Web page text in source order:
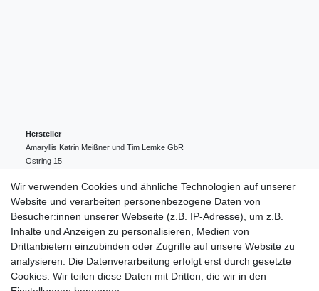
Hersteller
Amaryllis Katrin Meißner und Tim Lemke GbR
Ostring 15
004943548099856
amaryllis-eckernfoerde@t-online.de
EU-Verantwortlicher
Amaryllis Katrin Meißner und Tim Lemke GbR
Ostring
15
004943548099856
amaryllis-eckernfoerde@t-online.de
Wir verwenden Cookies und ähnliche Technologien auf unserer
Website und verarbeiten personenbezogene Daten von
Besucher:innen unserer Webseite (z.B. IP-Adresse), um z.B.
Inhalte und Anzeigen zu personalisieren, Medien von
Drittanbietern einzubinden oder Zugriffe auf unsere Website zu
analysieren. Die Datenverarbeitung erfolgt erst durch gesetzte
Cookies. Wir teilen diese Daten mit Dritten, die wir in den